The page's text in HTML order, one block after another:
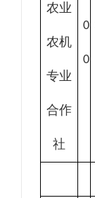
农业
农机
专业
合作
社
0
0